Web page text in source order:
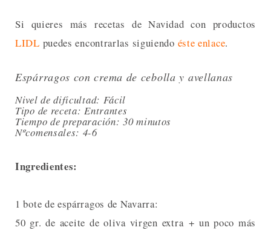
Si quieres más recetas de Navidad con productos
LIDL puedes encontrarlas siguiendo éste enlace.
Espárragos con crema de cebolla y avellanas
Nivel de dificultad: Fácil
Tipo de receta: Entrantes
Tiempo de preparación: 30 minutos
Nºcomensales: 4-6
Ingredientes:
1 bote de espárragos de Navarra:
50 gr. de aceite de oliva virgen extra + un poco más